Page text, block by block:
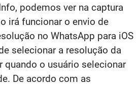
podemos ver na captura
irá funcionar o envio de
no WhatsApp para iOS
selecionar a resolução da
quando o usuário selecionar
De acordo com as